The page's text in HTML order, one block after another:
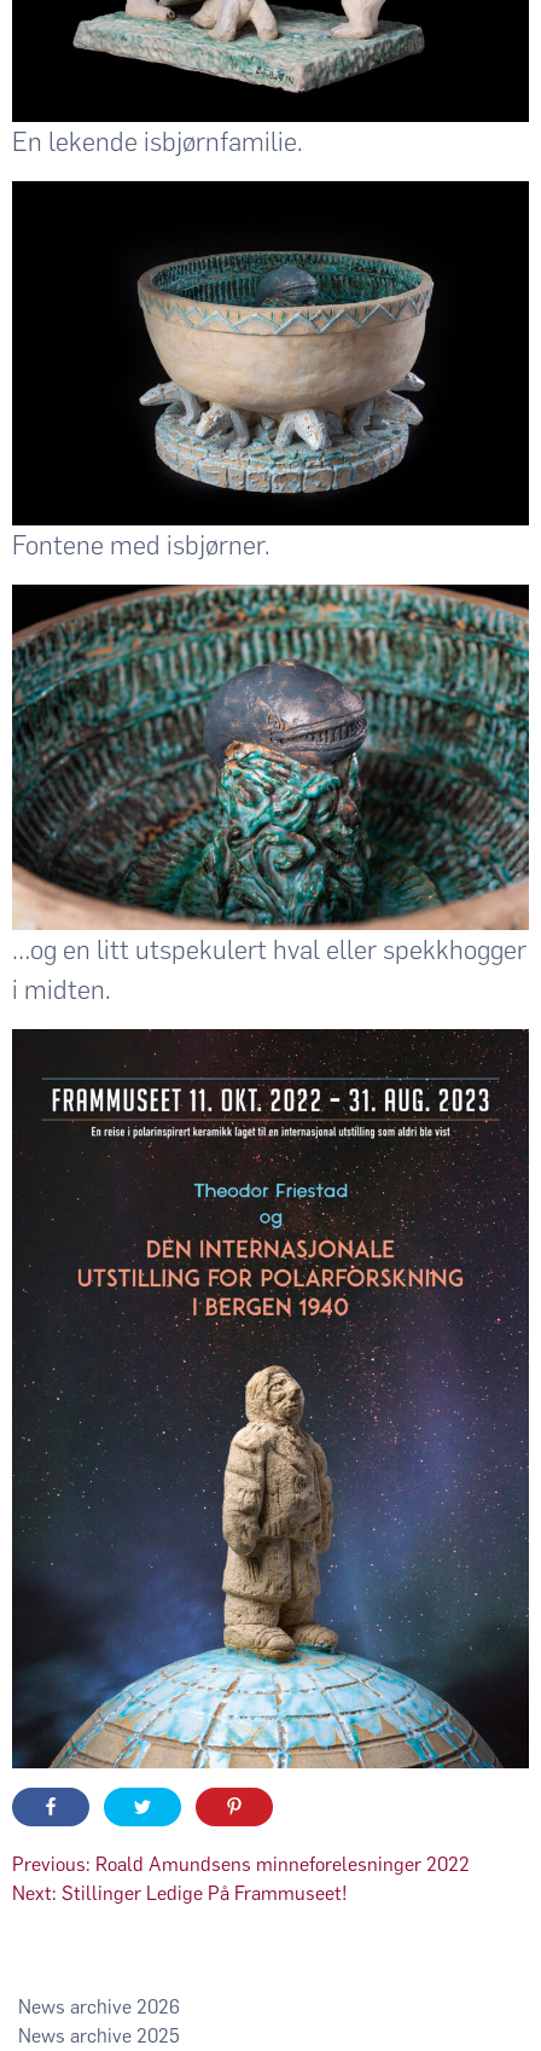
En lekende isbjørnfamilie.
Fontene med isbjørner.
…og en litt utspekulert hval eller spekkhogger
i midten.
Innleggsnavigasjon
Previous: Roald Amundsens minneforelesninger 2022
Next: Stillinger Ledige På Frammuseet!
2026
2025